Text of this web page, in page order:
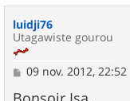
luidji76
Utagawiste gourou
M
s
09 nov. 2012, 22:52